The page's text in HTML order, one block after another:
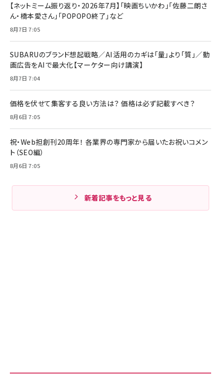
【ネットミーム振り返り・2026年7月】「映画ちいかわ」「佐藤二朗さ
ん・橋本愛さん」「POPOPO終了」など
8月7日 7:05
SUBARUのブランド想起戦略／AI活用のカギは「量」より「質」／動
画広告をAIで最大化【マーケター向け講演】
8月7日 7:04
価格を伏せて集客する良い方法は？ 価格は必ず記載すべき？
8月6日 7:05
祝・Web担創刊20周年！ 各業界の専門家から届いたお祝いコメン
ト（SEO編）
8月6日 7:05
新着記事をもっと見る